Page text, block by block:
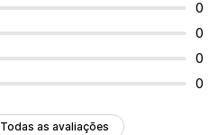
0
0
0
0
Todas as avaliações